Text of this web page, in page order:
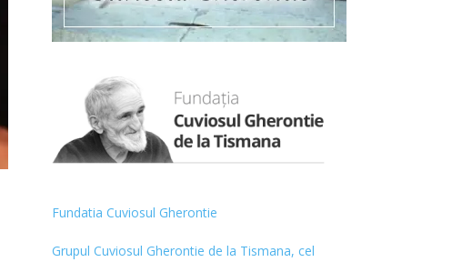
Fundatia Cuviosul Gherontie
Grupul Cuviosul Gherontie de la Tismana, cel